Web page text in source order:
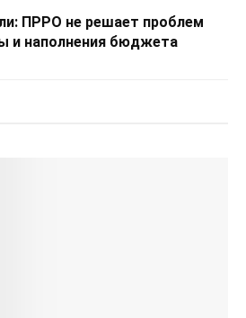
ПРРО не решает проблем
и наполнения бюджета